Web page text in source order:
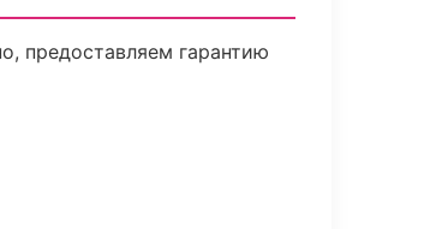
предоставляем гарантию